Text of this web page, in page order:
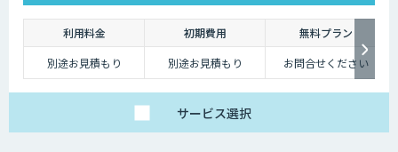
利用料金 初期費用
無料プラン
別途お見積もり
別途お見積もり お問合せください
サービス選択